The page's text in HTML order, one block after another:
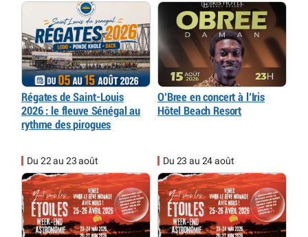
Régates de Saint-Louis
2026 : le fleuve Sénégal au
rythme des pirogues
O’Bree en concert à l’Iris
Hôtel Beach Resort
Du 22 au 23 août Du 23 au 24 août